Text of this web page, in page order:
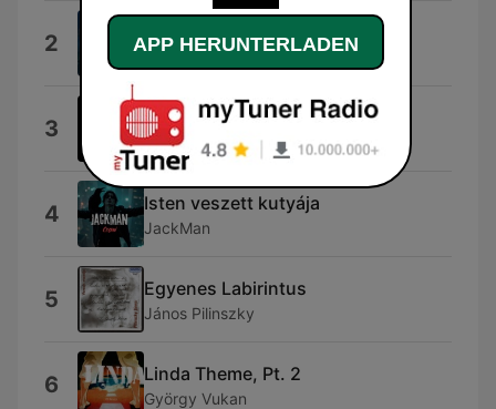
2 North Pole Hotel
3 Minitoka
DJ Food
4 Isten veszett kutyája
JackMan
5 Egyenes Labirintus
János Pilinszky
6 Linda Theme, Pt. 2
György Vukan
APP HERUNTERLADEN